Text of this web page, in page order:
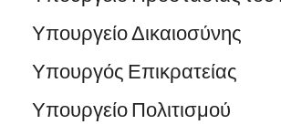
Υπουργείο Δικαιοσύνης
Υπουργός Επικρατείας
Υπουργείο Πολιτισμού